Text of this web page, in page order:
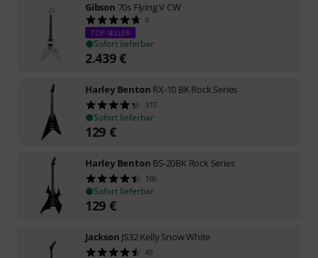
Gibson 70s Flying V CW
9
TOP-SELLER
Sofort lieferbar
2.439€
Harley Benton RX-10 BK Rock Series
317
Sofort lieferbar
129 €
Harley Benton BS-20BK Rock Series
106
Sofort lieferbar
129 €
Jackson JS32 Kelly Snow White
45